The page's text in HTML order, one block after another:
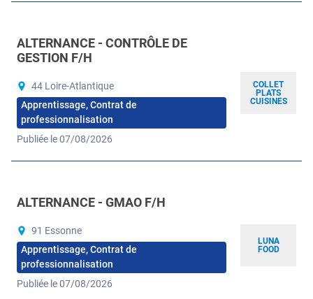
COLLET
PLATS
CUISINES
ALTERNANCE - CONTRÔLE DE
GESTION F/H
44 Loire-Atlantique
Apprentissage, Contrat de
professionnalisation
Publiée le 07/08/2026
LUNA
FOOD
ALTERNANCE - GMAO F/H
91 Essonne
Apprentissage, Contrat de
professionnalisation
Publiée le 07/08/2026